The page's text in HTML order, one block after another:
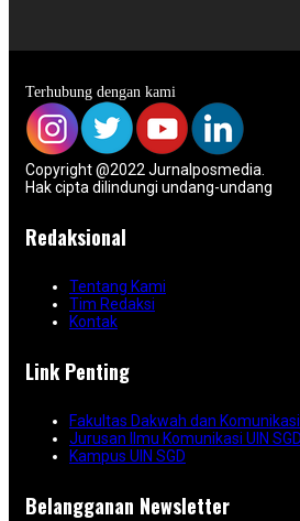
Terhubung dengan kami
Copyright @2022 Jurnalposmedia.
Hak cipta dilindungi undang-undang
Redaksional
Tentang Kami
Tim Redaksi
Kontak
Link Penting
Fakultas Dakwah dan Komunikasi
Jurusan Ilmu Komunikasi UIN SGD
Kampus UIN SGD
Belangganan Newsletter